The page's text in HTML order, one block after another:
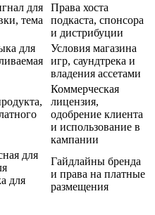
для
тема
Права хоста
подкаста, спонсора
и дистрибуции
для
Условия магазина
игр, саундтрека и
владения ассетами
Коммерческая
лицензия,
одобрение клиента
и использование в
кампании
для
для
Гайдлайны бренда
и права на платные
размещения